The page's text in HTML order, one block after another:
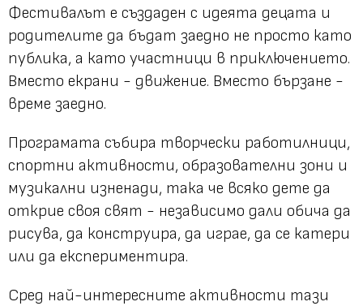
Фестивалът е създаден с идеята децата и
родителите да бъдат заедно не просто като
публика, а като участници в приключението.
Вместо екрани - движение. Вместо бързане -
време заедно.
Програмата събира творчески работилници,
спортни активности, образователни зони и
музикални изненади, така че всяко дете да
открие своя свят - независимо дали обича да
рисува, да конструира, да играе, да се катери
или да експериментира.
Сред най-интересните активности тази